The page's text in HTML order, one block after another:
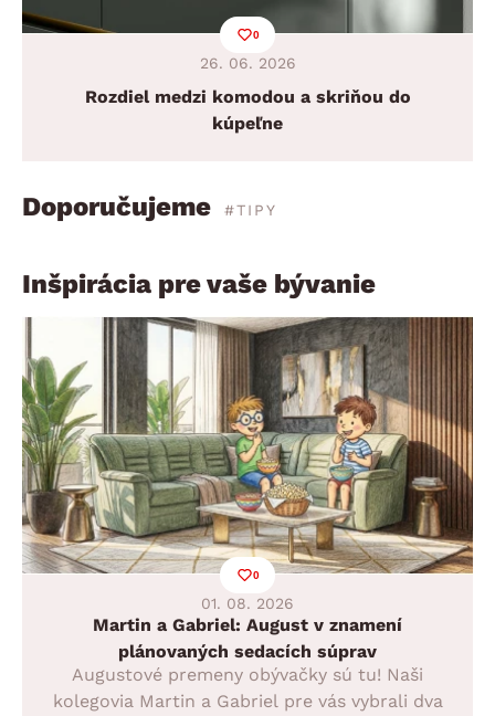
0
26. 06. 2026
Rozdiel medzi komodou a skriňou do
kúpeľne
Doporučujeme #TIPY
Inšpirácia pre vaše bývanie
0
01. 08. 2026
Martin a Gabriel: August v znamení
plánovaných sedacích súprav
Augustové premeny obývačky sú tu! Naši
kolegovia Martin a Gabriel pre vás vybrali dva